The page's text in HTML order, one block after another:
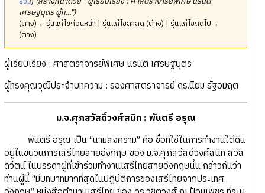
เศรษฐบุตร ผู้ท...")
(ต่าง) ←รุ่นแก้ไขก่อนหน้า | รุ่นแก้ไขล่าสุด (ต่าง) | รุ่นแก้ไขถัดไป→
(ต่าง)
ผู้เรียบเรียง : ศาสตราจารย์พิเศษ นรนิติ เศรษฐบุตร
ผู้ทรงคุณวุฒิประจำบทความ : รองศาสตราจารย์ ดร.นิยม รัฐอมฤต
ม.จ.ศุภสวัสดิ์วงศ์สนิท : พันตรี อรุณ
พันตรี อรุณ เป็น “นามสงคราม” คือ ชื่อที่ใช้ในการทำงานใต้ดิน
อยู่ในขบวนการเสรีไทยสายอังกฤษ ของ ม.จ.ศุภสวัสดิ์วงศ์สนิท สวัส
ดิวัตน์ ในบรรดาผู้ที่เข้าร่วมทำงานเสรีไทยสายอังกฤษนั้น กล่าวกันว่า
ท่านผู้นี้ “มีบทบาทมากที่สุดในปฏิบัติการของเสรีไทยจากประเทศ